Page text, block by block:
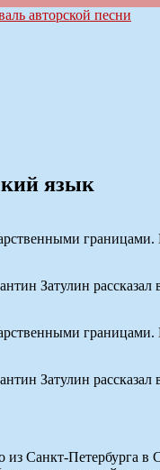
язык
рассказал
рассказал
Санкт-Петербурга